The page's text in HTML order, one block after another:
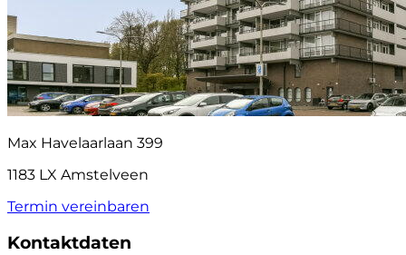
Max Havelaarlaan 399
1183 LX Amstelveen
Termin vereinbaren
Kontaktdaten